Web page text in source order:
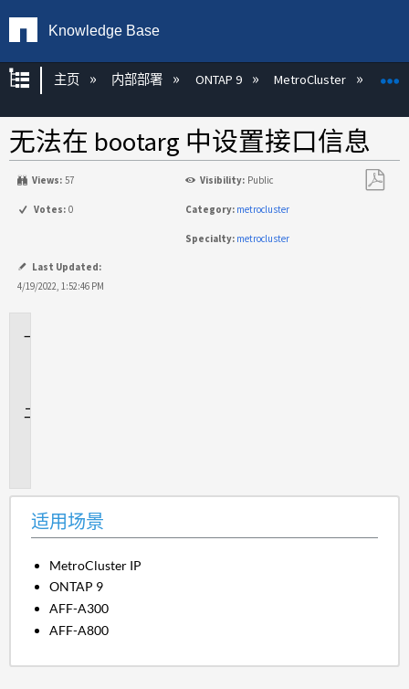
Knowledge Base
扩展/隐缩全局层次
主页 内部部署 ONTAP 9 MetroCluster
无法在 bootarg 中设置接口信息
Views: 57 Visibility: Public
Votes: 0 Category: metrocluster
Specialty: metrocluster
Last Updated:
4/19/2022, 1:52:46 PM
适用场景
MetroCluster IP
ONTAP 9
AFF-A300
AFF-A800